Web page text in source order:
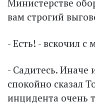
Министерстве
вам строгий
- Есть! - вскочил с
- Садитесь. Иначе
спокойно сказал
инцидента очень